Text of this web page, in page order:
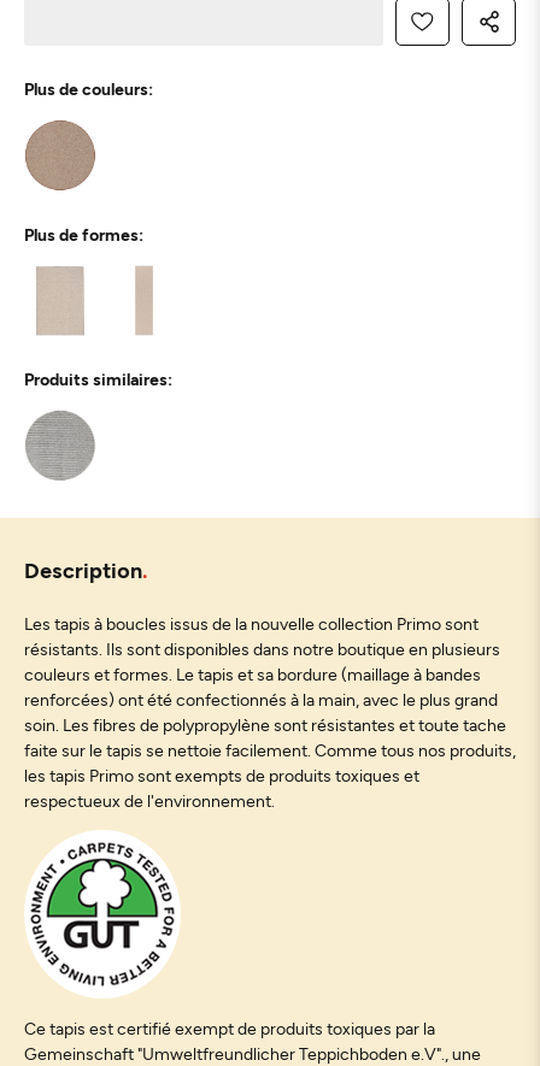
Plus de couleurs:
Plus de formes:
Produits similaires:
Description
Les tapis à boucles issus de la nouvelle collection Primo sont
résistants. Ils sont disponibles dans notre boutique en plusieurs
couleurs et formes. Le tapis et sa bordure (maillage à bandes
renforcées) ont été confectionnés à la main, avec le plus grand
soin. Les fibres de polypropylène sont résistantes et toute tache
faite sur le tapis se nettoie facilement. Comme tous nos produits,
les tapis Primo sont exempts de produits toxiques et
respectueux de l'environnement.
Ce tapis est certifié exempt de produits toxiques par la
Gemeinschaft "Umweltfreundlicher Teppichboden e.V"., une